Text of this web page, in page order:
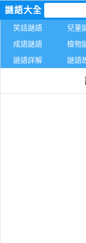
謎語大全
笑話謎語 兒童
成語謎語
植物
謎語詳解
謎語